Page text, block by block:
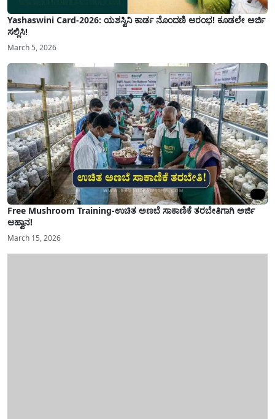
Yashaswini Card-2026: ಯಶಸ್ವಿನಿ ಕಾರ್ಡ ನೊಂದಣಿ ಆರಂಭ! ಕೂಡಲೇ ಅರ್ಜಿ
ಸಲ್ಲಿಸಿ!
March 5, 2026
Free Mushroom Training-ಉಚಿತ ಅಣಬೆ ಸಾಕಾಣಿಕೆ ತರಬೇತಿಗಾಗಿ ಅರ್ಜಿ
ಆಹ್ವಾನ!
March 15, 2026